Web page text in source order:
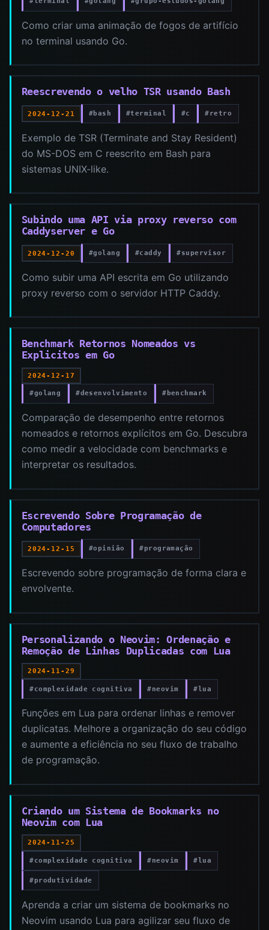
Como criar uma animação de fogos de artifício
no terminal usando Go.
Reescrevendo o velho TSR usando Bash
2024-12-21 #bash #terminal #c #retro
Exemplo de TSR (Terminate and Stay Resident)
do MS-DOS em C reescrito em Bash para
sistemas UNIX-like.
Subindo uma API via proxy reverso com
Caddyserver e Go
2024-12-20 #golang #caddy #supervisor
Como subir uma API escrita em Go utilizando
proxy reverso com o servidor HTTP Caddy.
Benchmark Retornos Nomeados vs
Explicitos em Go
2024-12-17
#golang #desenvolvimento #benchmark
Comparação de desempenho entre retornos
nomeados e retornos explícitos em Go. Descubra
como medir a velocidade com benchmarks e
interpretar os resultados.
Escrevendo Sobre Programação de
Computadores
2024-12-15 #opinião #programação
Escrevendo sobre programação de forma clara e
envolvente.
Personalizando o Neovim: Ordenação e
Remoção de Linhas Duplicadas com Lua
2024-11-29
#complexidade cognitiva #neovim #lua
Funções em Lua para ordenar linhas e remover
duplicatas. Melhore a organização do seu código
e aumente a eficiência no seu fluxo de trabalho
de programação.
Criando um Sistema de Bookmarks no
Neovim com Lua
2024-11-25
#complexidade cognitiva #neovim #lua
#produtividade
Aprenda a criar um sistema de bookmarks no
Neovim usando Lua para agilizar seu fluxo de